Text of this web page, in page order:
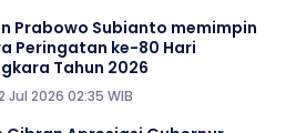
Prabowo Subianto memimpin
Peringatan ke-80 Hari
Tahun 2026
Jul 2026 02:35 WIB